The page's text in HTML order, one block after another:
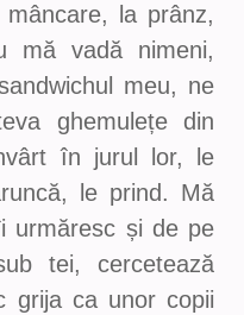
la prânz,
mă vadă nimeni,
meu, ne
ghemulețe din
în jurul lor, le
le prind. Mă
urmăresc și de pe
tei, cercetează
grija ca unor copii